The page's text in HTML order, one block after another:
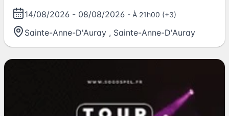
14/08/2026 - 08/08/2026 - À 21h00 (+3)
Sainte-Anne-D'Auray , Sainte-Anne-D'Auray